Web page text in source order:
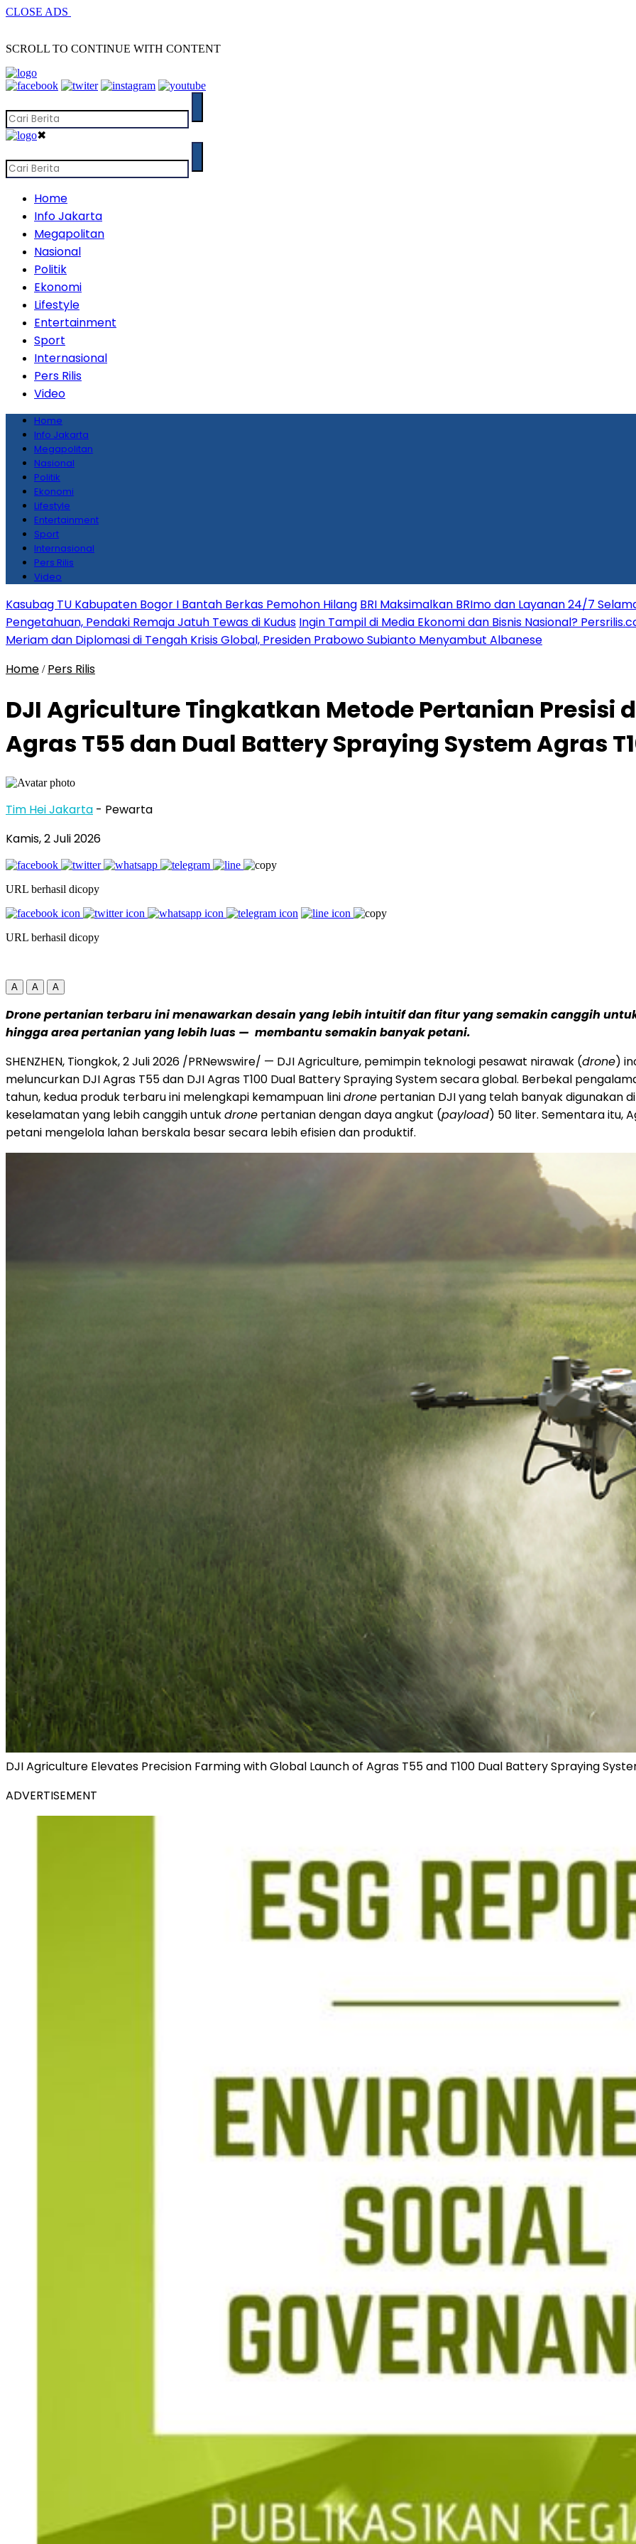
CLOSE ADS
SCROLL TO CONTINUE WITH CONTENT
✖
Home
Info Jakarta
Megapolitan
Nasional
Politik
Ekonomi
Lifestyle
Entertainment
Sport
Internasional
Pers Rilis
Video
Home
Info Jakarta
Megapolitan
Nasional
Politik
Ekonomi
Lifestyle
Entertainment
Sport
Internasional
Pers Rilis
Video
Kasubag TU Kabupaten Bogor I Bantah Berkas Pemohon Hilang BRI Maksimalkan BRImo dan Layanan 24/7
Pengetahuan, Pendaki Remaja Jatuh Tewas di Kudus Ingin Tampil di Media Ekonomi dan Bisnis Nasional?
Meriam dan Diplomasi di Tengah Krisis Global, Presiden Prabowo Subianto Menyambut Albanese
Home / Pers Rilis
DJI Agriculture Tingkatkan Metode Pertanian Presisi
Agras T55 dan Dual Battery Spraying System Agras
Tim Hei Jakarta - Pewarta
Kamis, 2 Juli 2026
URL berhasil dicopy
URL berhasil dicopy
A A A
Drone pertanian terbaru ini menawarkan desain yang lebih intuitif dan fitur yang semakin canggih
hingga area pertanian yang lebih luas — membantu semakin banyak petani.
SHENZHEN, Tiongkok, 2 Juli 2026 /PRNewswire/ — DJI Agriculture, pemimpin teknologi pesawat nirawak (drone)
meluncurkan DJI Agras T55 dan DJI Agras T100 Dual Battery Spraying System secara global. Berbekal
tahun, kedua produk terbaru ini melengkapi kemampuan linidrone pertanian DJI yang telah banyak digunakan
keselamatan yang lebih canggih untukdrone pertanian dengan daya angkut (payload) 50 liter. Sementara itu,
petani mengelola lahan berskala besar secara lebih efisien dan produktif.
DJI Agriculture Elevates Precision Farming with Global Launch of Agras T55 and T100 Dual Battery Spraying
ADVERTISEMENT